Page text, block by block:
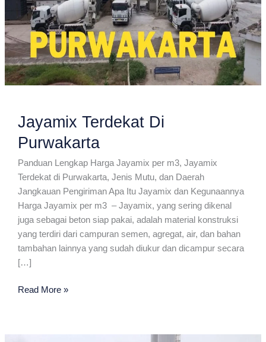
Jayamix Terdekat Di
Purwakarta
Panduan Lengkap Harga Jayamix per m3, Jayamix
Terdekat di Purwakarta, Jenis Mutu, dan Daerah
Jangkauan Pengiriman Apa Itu Jayamix dan Kegunaannya
Harga Jayamix per m3 – Jayamix, yang sering dikenal
juga sebagai beton siap pakai, adalah material konstruksi
yang terdiri dari campuran semen, agregat, air, dan bahan
tambahan lainnya yang sudah diukur dan dicampur secara
[…]
Jayamix
Read More »